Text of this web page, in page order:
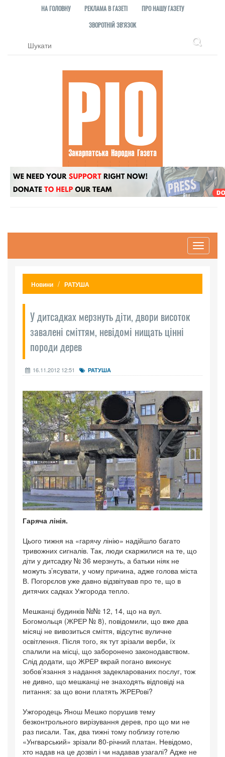
НА ГОЛОВНУ РЕКЛАМА В ГАЗЕТІ
ПРО НАШУ ГАЗЕТУ
ЗВОРОТНІЙ ЗВ'ЯЗОК
Toggle
Новини РАТУША
У дитсадках мерзнуть діти, двори висоток
завалені сміттям, невідомі нищать цінні
породи дерев
16.11.2012 12:51 РАТУША
Гаряча лінія.
Цього тижня на «гарячу лінію» надійшло багато
тривожних сигналів. Так, люди скаржилися на те, що
діти у дитсадку № 36 мерзнуть, а батьки ніяк не
можуть з’ясувати, у чому причина, адже голова міста
В. Погорєлов уже давно відзвітував про те, що в
дитячих садках Ужгорода тепло.
Мешканці будинків №№ 12, 14, що на вул.
Богомольця (ЖРЕР № 8), повідомили, що вже два
місяці не вивозиться сміття, відсутнє вуличне
освітлення. Після того, як тут зрізали верби, їх
спалили на місці, що заборонено законодавством.
Слід додати, що ЖРЕР вкрай погано виконує
зобов’язання з надання задекларованих послуг, тож
не дивно, що мешканці не знаходять відповіді на
питання: за що вони платять ЖРЕРові?
Ужгородець Янош Мешко порушив тему
безконтрольного вирізування дерев, про що ми не
раз писали. Так, два тижні тому поблизу готелю
«Унгварський» зрізали 80-річний платан. Невідомо,
хто надав на це дозвіл і чи надавав узагалі? Адже не